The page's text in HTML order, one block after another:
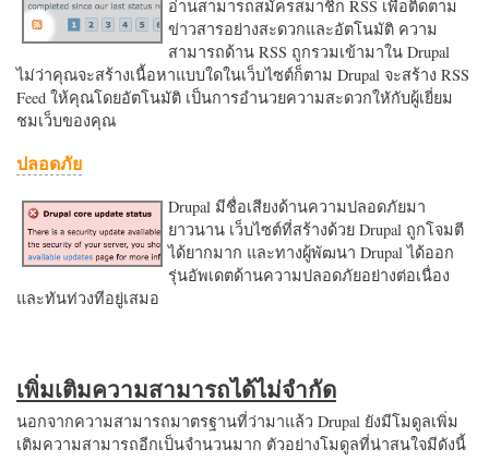
อ่านสามารถสมัครสมาชิก RSS เพื่อติดตาม
ข่าวสารอย่างสะดวกและอัตโนมัติ ความ
สามารถด้าน RSS ถูกรวมเข้ามาใน Drupal
ไม่ว่าคุณจะสร้างเนื้อหาแบบใดในเว็บไซต์ก็ตาม Drupal จะสร้าง RSS
Feed ให้คุณโดยอัตโนมัติ เป็นการอำนวยความสะดวกใหักับผู้เยี่ยม
ชมเว็บของคุณ
ปลอดภัย
Drupal มีชื่อเสียงด้านความปลอดภัยมา
ยาวนาน เว็บไซต์ที่สร้างด้วย Drupal ถูกโจมตี
ได้ยากมาก และทางผู้พัฒนา Drupal ได้ออก
รุ่นอัพเดตด้านความปลอดภัยอย่างต่อเนื่อง
และทันท่วงทีอยู่เสมอ
เพิ่มเติมความสามารถได้ไม่จำกัด
นอกจากความสามารถมาตรฐานที่ว่ามาแล้ว Drupal ยังมีโมดูลเพิ่ม
เติมความสามารถอีกเป็นจำนวนมาก ตัวอย่างโมดูลที่น่าสนใจมีดังนี้